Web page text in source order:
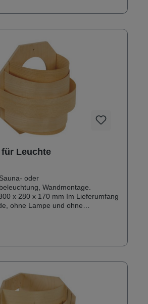
Leuchte
oder
Wandmontage.
x 280 x 170 mm Im Lieferumfang
ohne Lampe und ohne